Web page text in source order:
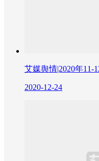
艾媒舆情|2020年11-
2020-12-24